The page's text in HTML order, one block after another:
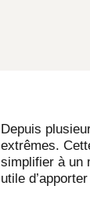
Depuis
extrêmes.
simplifier à un
utile